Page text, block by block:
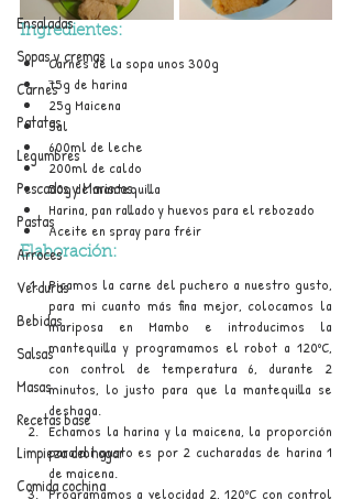
Ensaladas
Sopas y cremas
Carnes
Patatas
Legumbres
Pescados y Mariscos
Pastas
Arroces
Verduras
Bebidas
Salsas
Masas
Recetas base
Limpieza del hogar
Comida cochina
Ingredientes:
Carnes de la sopa unos 300g
75g de harina
25g Maicena
Sal
600ml de leche
200ml de caldo
50g de mantequilla
Harina, pan rallado y huevos para el rebozado
Aceite en spray para fréir
Elaboración:
Picamos la carne del puchero a nuestro gusto,
para mi cuanto más fina mejor, colocamos la
mariposa en Mambo e introducimos la
mantequilla y programamos el robot a 120ºC,
con control de temperatura 6, durante 2
minutos, lo justo para que la mantequilla se
deshaga.
Echamos la harina y la maicena, la proporción
para mi gusto es por 2 cucharadas de harina 1
de maicena.
Programamos a velocidad 2, 120ºC con control